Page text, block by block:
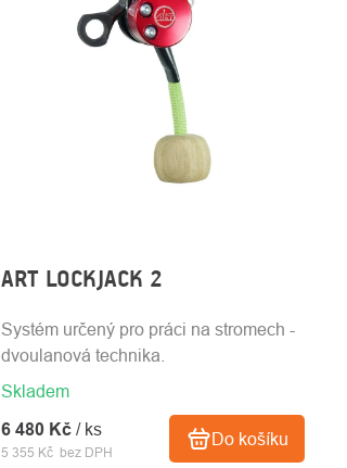
ART LOCKJACK 2
Skladem
5 355 Kč bez DPH
6 480 Kč / ks Do košíku
Systém určený pro práci na stromech -
dvoulanová technika.